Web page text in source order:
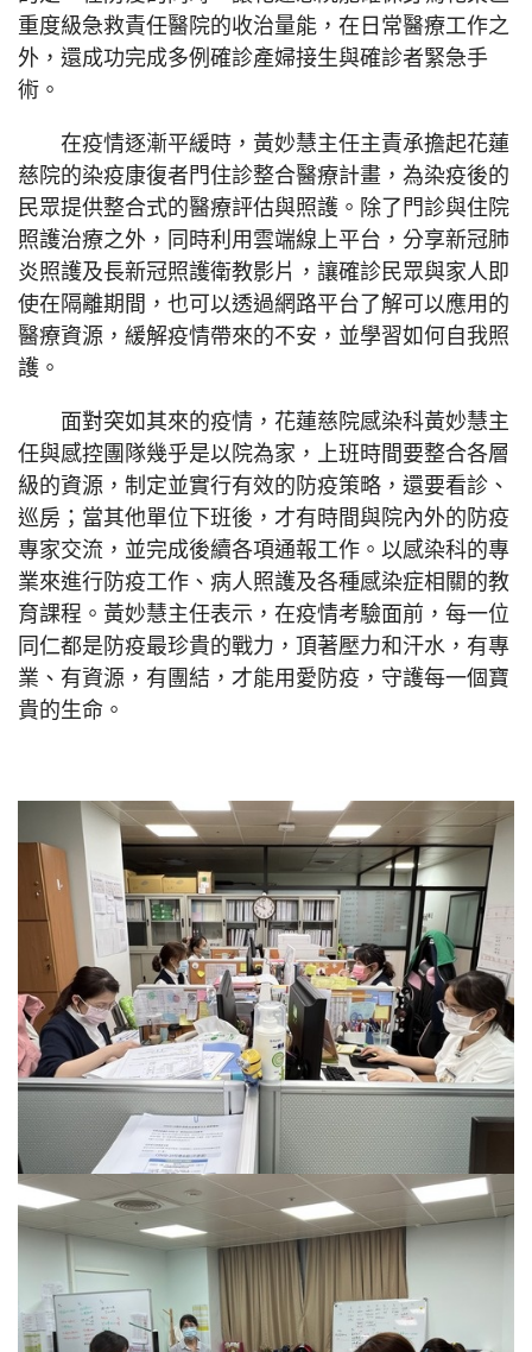
重度級急救責任醫院的收治量能，在日常醫療工作之
外，還成功完成多例確診產婦接生與確診者緊急手
術。
在疫情逐漸平緩時，黃妙慧主任主責承擔起花蓮
慈院的染疫康復者門住診整合醫療計畫，為染疫後的
民眾提供整合式的醫療評估與照護。除了門診與住院
照護治療之外，同時利用雲端線上平台，分享新冠肺
炎照護及長新冠照護衛教影片，讓確診民眾與家人即
使在隔離期間，也可以透過網路平台了解可以應用的
醫療資源，緩解疫情帶來的不安，並學習如何自我照
護。
面對突如其來的疫情，花蓮慈院感染科黃妙慧主
任與感控團隊幾乎是以院為家，上班時間要整合各層
級的資源，制定並實行有效的防疫策略，還要看診、
巡房；當其他單位下班後，才有時間與院內外的防疫
專家交流，並完成後續各項通報工作。以感染科的專
業來進行防疫工作、病人照護及各種感染症相關的教
育課程。黃妙慧主任表示，在疫情考驗面前，每一位
同仁都是防疫最珍貴的戰力，頂著壓力和汗水，有專
業、有資源，有團結，才能用愛防疫，守護每一個寶
貴的生命。